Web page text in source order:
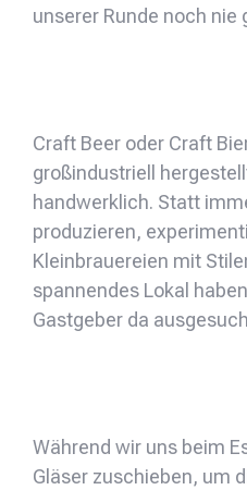
unserer Runde noch nie
Craft Beer oder Craft
großindustriell
handwerklich. Statt
produzieren,
Kleinbrauereien mit
spannendes Lokal
Gastgeber da
Während wir uns beim
Gläser zuschieben, um